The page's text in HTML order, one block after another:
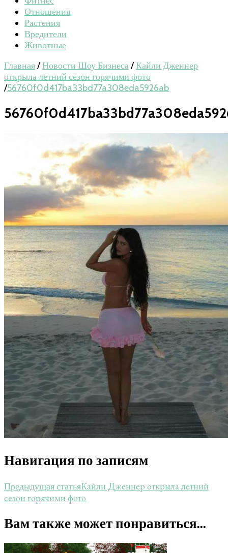
Отношения
Растения
Вредители
Животные
Главная/Новости Шоу Бизнеса/Кайли Дженнер
открыла летний сезон горячими фото
/56760f0d417ba33bd77a308eda5926ab
Навигация по записям
Предыдущая статьяКайли Дженнер открыла летний
сезон горячими фото
Вам также может понравиться...